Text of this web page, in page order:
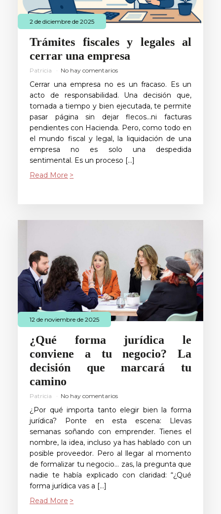
2 de diciembre de 2025
Trámites fiscales y legales al
cerrar una empresa
Patricia No hay comentarios
Cerrar una empresa no es un fracaso. Es un
acto de responsabilidad. Una decisión que,
tomada a tiempo y bien ejecutada, te permite
pasar página sin dejar flecos…ni facturas
pendientes con Hacienda. Pero, como todo en
el mundo fiscal y legal, la liquidación de una
empresa no es solo una despedida
sentimental. Es un proceso […]
Read More
12 de noviembre de 2025
¿Qué forma jurídica le
conviene a tu negocio? La
decisión que marcará tu
camino
Patricia No hay comentarios
¿Por qué importa tanto elegir bien la forma
jurídica? Ponte en esta escena: Llevas
semanas soñando con emprender. Tienes el
nombre, la idea, incluso ya has hablado con un
posible proveedor. Pero al llegar al momento
de formalizar tu negocio… zas, la pregunta que
nadie te había explicado con claridad: “¿Qué
forma jurídica vas a […]
Read More